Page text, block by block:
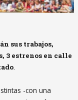
sus trabajos,
3 estrenos en calle
.
-con una